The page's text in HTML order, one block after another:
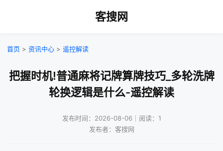
客搜网
首页 > 资讯中心 > 遥控解读
把握时机!普通麻将记牌算牌技巧_多轮洗牌
轮换逻辑是什么-遥控解读
发布时间：2026-08-06｜阅读：1
发布者：客搜网